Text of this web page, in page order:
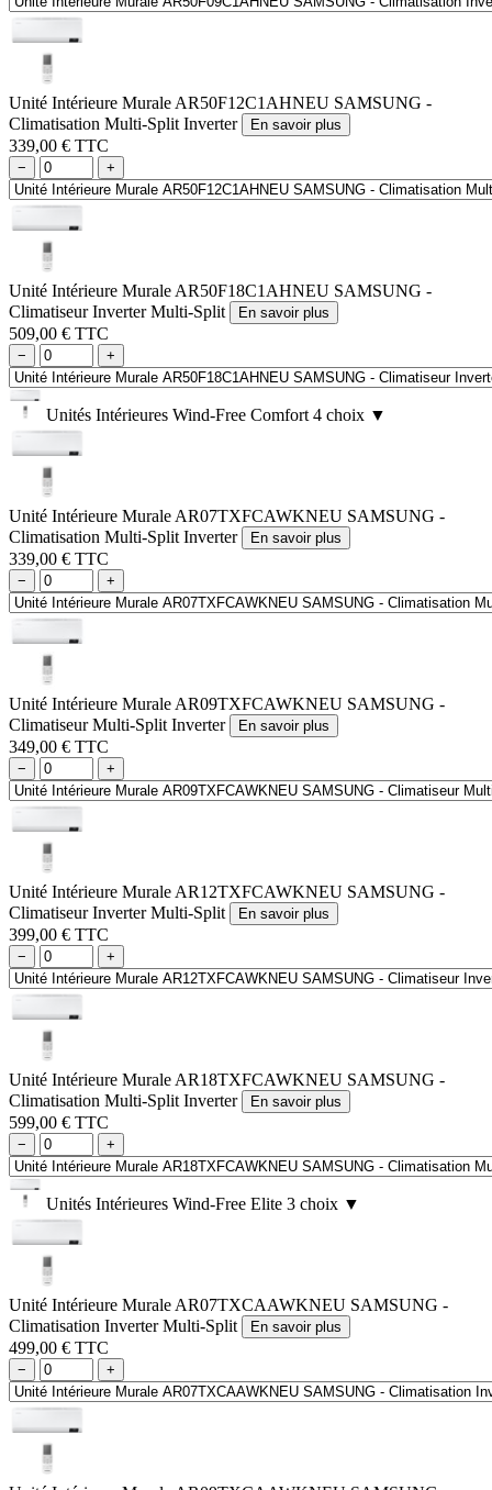
Unité Intérieure Murale AR50F12C1AHNEU SAMSUNG -
Climatisation Multi-Split Inverter
En savoir plus
339,00 € TTC
− +
Unité Intérieure Murale AR50F18C1AHNEU SAMSUNG -
Climatiseur Inverter Multi-Split
En savoir plus
509,00 € TTC
− +
Unités Intérieures Wind-Free Comfort 4 choix ▼
Unité Intérieure Murale AR07TXFCAWKNEU SAMSUNG -
Climatisation Multi-Split Inverter
En savoir plus
339,00 € TTC
− +
Unité Intérieure Murale AR09TXFCAWKNEU SAMSUNG -
Climatiseur Multi-Split Inverter
En savoir plus
349,00 € TTC
− +
Unité Intérieure Murale AR12TXFCAWKNEU SAMSUNG -
Climatiseur Inverter Multi-Split
En savoir plus
399,00 € TTC
− +
Unité Intérieure Murale AR18TXFCAWKNEU SAMSUNG -
Climatisation Multi-Split Inverter
En savoir plus
599,00 € TTC
− +
Unités Intérieures Wind-Free Elite 3 choix ▼
Unité Intérieure Murale AR07TXCAAWKNEU SAMSUNG -
Climatisation Inverter Multi-Split
En savoir plus
499,00 € TTC
− +